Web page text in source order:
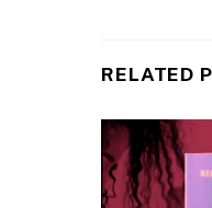
RELATED